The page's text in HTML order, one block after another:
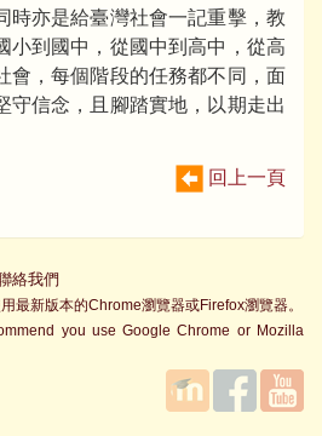
時亦是給臺灣社會一記重擊，教
小到國中，從國中到高中，從高
會，每個階段的任務都不同，面
守信念，且腳踏實地，以期走出
回上一頁
絡我們
最新版本的Chrome瀏覽器或Firefox瀏覽器。
you use Google Chrome or Mozilla